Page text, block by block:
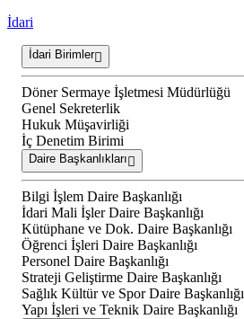
İdari
İdari Birimler
Döner Sermaye İşletmesi Müdürlüğü
Genel Sekreterlik
Hukuk Müşavirliği
İç Denetim Birimi
Daire Başkanlıkları
Bilgi İşlem Daire Başkanlığı
İdari Mali İşler Daire Başkanlığı
Kütüphane ve Dok. Daire Başkanlığı
Öğrenci İşleri Daire Başkanlığı
Personel Daire Başkanlığı
Strateji Geliştirme Daire Başkanlığı
Sağlık Kültür ve Spor Daire Başkanlığı
Yapı İşleri ve Teknik Daire Başkanlığı